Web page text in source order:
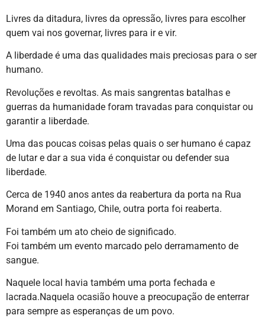
Livres da ditadura, livres da opressão, livres para escolher
quem vai nos governar, livres para ir e vir.
A liberdade é uma das qualidades mais preciosas para o ser
humano.
Revoluções e revoltas. As mais sangrentas batalhas e
guerras da humanidade foram travadas para conquistar ou
garantir a liberdade.
Uma das poucas coisas pelas quais o ser humano é capaz
de lutar e dar a sua vida é conquistar ou defender sua
liberdade.
Cerca de 1940 anos antes da reabertura da porta na Rua
Morand em Santiago, Chile, outra porta foi reaberta.
Foi também um ato cheio de significado.
Foi também um evento marcado pelo derramamento de
sangue.
Naquele local havia também uma porta fechada e
lacrada.Naquela ocasião houve a preocupação de enterrar
para sempre as esperanças de um povo.